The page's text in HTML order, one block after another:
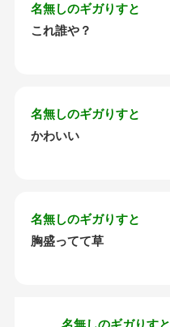
名無しのギガりすと
これ誰や？
名無しのギガりすと
かわいい
名無しのギガりすと
胸盛ってて草
名無しのギガりすと